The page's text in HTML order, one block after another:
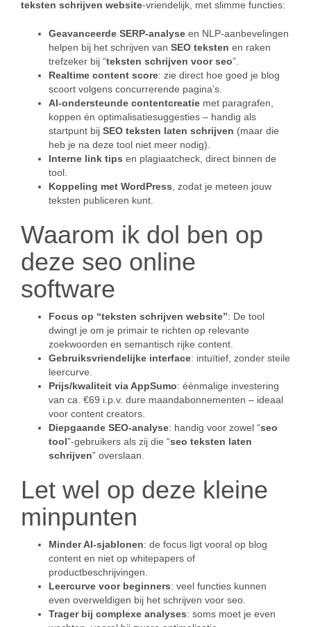
teksten schrijven website-vriendelijk, met slimme functies:
Geavanceerde SERP-analyse en NLP-aanbevelingen
helpen bij het schrijven van SEO teksten en raken
trefzeker bij “teksten schrijven voor seo”.
Realtime content score: zie direct hoe goed je blog
scoort volgens concurrerende pagina’s.
AI-ondersteunde contentcreatie met paragrafen,
koppen én optimalisatiesuggesties – handig als
startpunt bij SEO teksten laten schrijven (maar die
heb je na deze tool niet meer nodig).
Interne link tips en plagiaatcheck, direct binnen de
tool.
Koppeling met WordPress , zodat je meteen jouw
teksten publiceren kunt.
Waarom ik dol ben op
deze seo online
software
Focus op “teksten schrijven website”: De tool
dwingt je om je primair te richten op relevante
zoekwoorden en semantisch rijke content.
Gebruiksvriendelijke interface: intuïtief, zonder steile
leercurve.
Prijs/kwaliteit via AppSumo: éénmalige investering
van ca. €69 i.p.v. dure maandabonnementen – ideaal
voor content creators.
Diepgaande SEO-analyse: handig voor zowel “seo
tool”-gebruikers als zij die “seo teksten laten
schrijven” overslaan.
Let wel op deze kleine
minpunten
Minder AI-sjablonen: de focus ligt vooral op blog
content en niet op whitepapers of
productbeschrijvingen.
Leercurve voor beginners: veel functies kunnen
even overweldigen bij het schrijven voor seo.
Trager bij complexe analyses: soms moet je even